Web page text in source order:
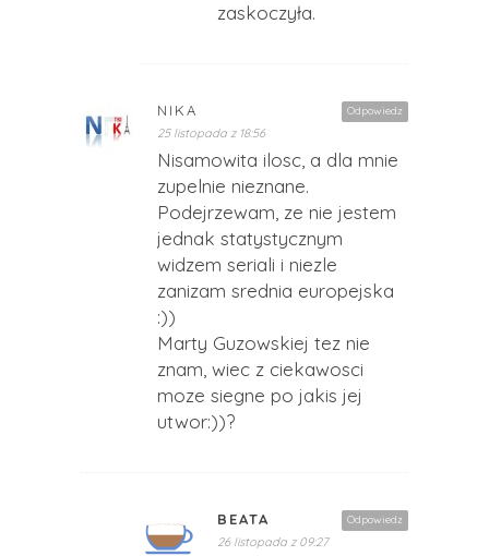
zaskoczyła.
Odpowiedz
NIKA
25 listopada z 18:56
Nisamowita ilosc, a dla mnie
zupelnie nieznane.
Podejrzewam, ze nie jestem
jednak statystycznym
widzem seriali i niezle
zanizam srednia europejska
:))
Marty Guzowskiej tez nie
znam, wiec z ciekawosci
moze siegne po jakis jej
utwor:))?
Odpowiedz
BEATA
26 listopada z 09:27